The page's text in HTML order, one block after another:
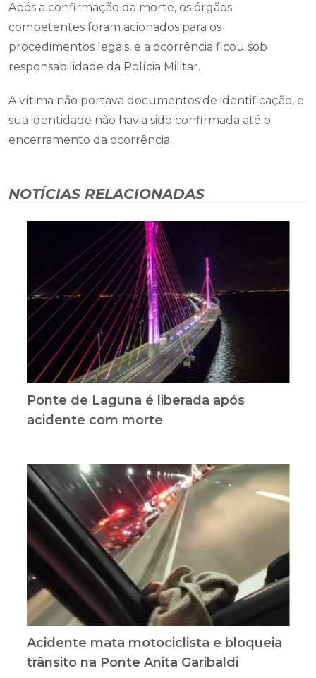
Após a confirmação da morte, os órgãos
competentes foram acionados para os
procedimentos legais, e a ocorrência ficou sob
responsabilidade da Polícia Militar.
A vítima não portava documentos de identificação, e
sua identidade não havia sido confirmada até o
encerramento da ocorrência.
NOTÍCIAS RELACIONADAS
Ponte de Laguna é liberada após
acidente com morte
Acidente mata motociclista e bloqueia
trânsito na Ponte Anita Garibaldi